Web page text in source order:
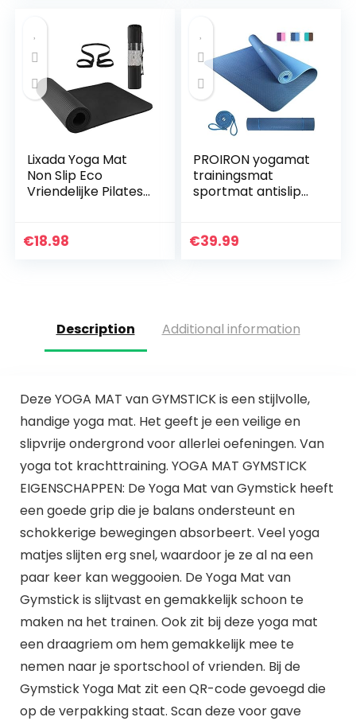
Lixada Yoga Mat
Non Slip Eco
Vriendelijke Pilates
Mat met
€18.98
PROIRON yogamat
trainingsmat
sportmat antislip
mat, 183 x 66 x 0,6
€39.99
Description Additional information
Deze YOGA MAT van GYMSTICK is een stijlvolle,
handige yoga mat. Het geeft je een veilige en
slipvrije ondergrond voor allerlei oefeningen. Van
yoga tot krachttraining. YOGA MAT GYMSTICK
EIGENSCHAPPEN: De Yoga Mat van Gymstick heeft
een goede grip die je balans ondersteunt en
schokkerige bewegingen absorbeert. Veel yoga
matjes slijten erg snel, waardoor je ze al na een
paar keer kan weggooien. De Yoga Mat van
Gymstick is slijtvast en gemakkelijk schoon te
maken na het trainen. Ook zit bij deze yoga mat
een draagriem om hem gemakkelijk mee te
nemen naar je sportschool of vrienden. Bij de
Gymstick Yoga Mat zit een QR-code gevoegd die
op de verpakking staat. Scan deze voor gave